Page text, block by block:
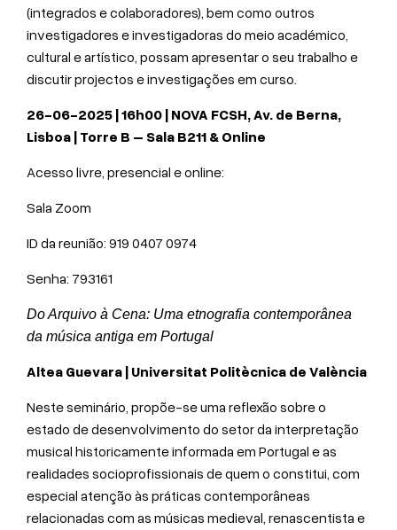
(integrados e colaboradores), bem como outros
investigadores e investigadoras do meio académico,
cultural e artístico, possam apresentar o seu trabalho e
discutir projectos e investigações em curso.
26-06-2025 | 16h00 | NOVA FCSH, Av. de Berna,
Lisboa | Torre B – Sala B211 & Online
Acesso livre, presencial e online:
Sala Zoom
ID da reunião: 919 0407 0974
Senha: 793161
Do Arquivo à Cena: Uma etnografia contemporânea
da música antiga em Portugal
Altea Guevara | Universitat Politècnica de València
Neste seminário, propõe-se uma reflexão sobre o
estado de desenvolvimento do setor da interpretação
musical historicamente informada em Portugal e as
realidades socioprofissionais de quem o constitui, com
especial atenção às práticas contemporâneas
relacionadas com as músicas medieval, renascentista e